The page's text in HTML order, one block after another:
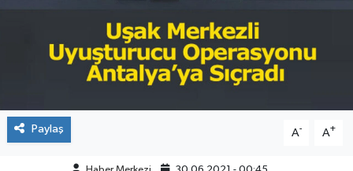
Paylaş A- A+
HABERDE İNSAN
KAMPANYALAR